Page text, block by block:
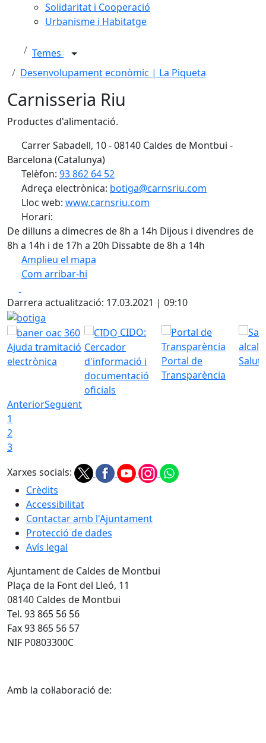
Solidaritat i Cooperació
Urbanisme i Habitatge
Temes
Desenvolupament econòmic | La Piqueta
Carnisseria Riu
Productes d'alimentació.
Carrer Sabadell, 10 - 08140 Caldes de Montbui -
Barcelona (Catalunya)
Telèfon: 93 862 64 52
Adreça electrònica: botiga@carnsriu.com
Lloc web: www.carnsriu.com
Horari:
De dilluns a dimecres de 8h a 14h Dijous i divendres de
8h a 14h i de 17h a 20h Dissabte de 8h a 14h
Amplieu el mapa
Com arribar-hi
+
−
Darrera actualització: 17.03.2021 | 09:10
botiga
Ajuda tramitació
electrònica
CIDO:
Cercador
d'informació i
documentació
oficials
Portal de
Transparència
AnteriorSegüent
1
2
3
Xarxes socials:
Crèdits
Accessibilitat
Contactar amb l'Ajuntament
Protecció de dades
Avís legal
Ajuntament de Caldes de Montbui
Plaça de la Font del Lleó, 11
08140 Caldes de Montbui
Tel. 93 865 56 56
Fax 93 865 56 57
NIF P0803300C
Amb la col·laboració de: